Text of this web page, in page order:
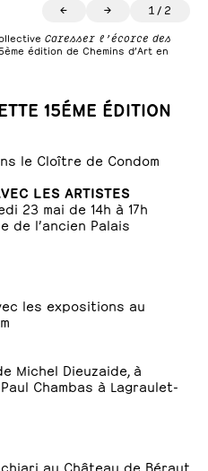
← → 1 / 2
Caresser l’écorce des
édition de Chemins d’Art en
15ÉME ÉDITION
le Cloître de Condom
LES ARTISTES
23 mai de 14h à 17h
de l’ancien Palais
les expositions au
Michel Dieuzaide, à
Chambas à Lagraulet-
au Château de Béraut